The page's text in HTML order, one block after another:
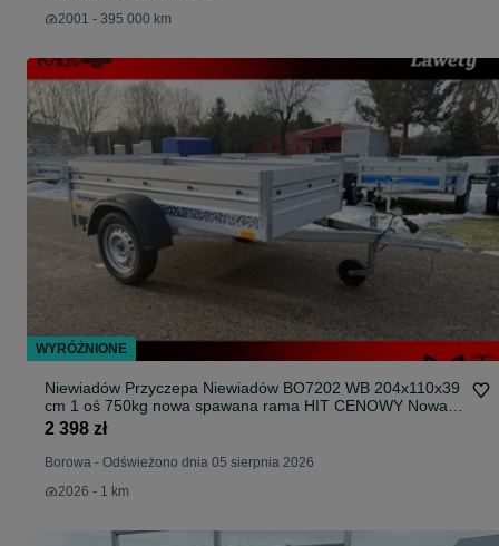
2001 - 395 000 km
Niewiadów Przyczepa Niewiadów BO7202 WB 204x110x39
cm 1 oś 750kg nowa spawana rama HIT CENOWY Nowa
przyczepa Brenderup 203x116x35 1 oś 750 kg
2 398 zł
Borowa - Odświeżono dnia 05 sierpnia 2026
2026 - 1 km
WYRÓŻNIONE